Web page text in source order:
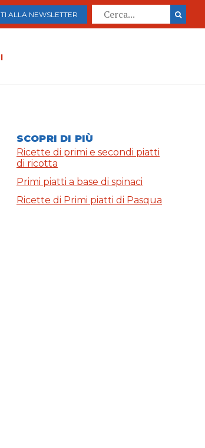
ALLA NEWSLETTER
SCOPRI DI PIÙ
Ricette di primi e secondi piatti
di ricotta
Primi piatti a base di spinaci
Ricette di Primi piatti di Pasqua